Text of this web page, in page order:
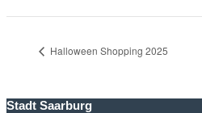
Halloween Shopping 2025
Stadt Saarburg